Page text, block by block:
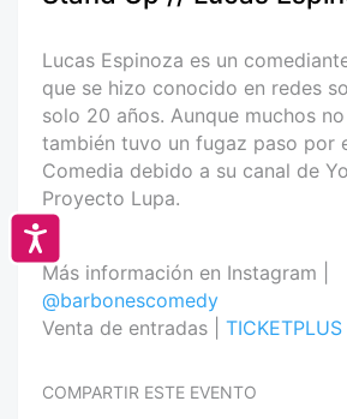
Lucas Espinoza es un
que se hizo conocido en redes
solo 20 años. Aunque muchos
también tuvo un fugaz paso por
Comedia debido a su canal de
Proyecto Lupa.
Más información en Instagram |
@barbonescomedy
Venta de entradas | TICKETPLUS
COMPARTIR ESTE EVENTO